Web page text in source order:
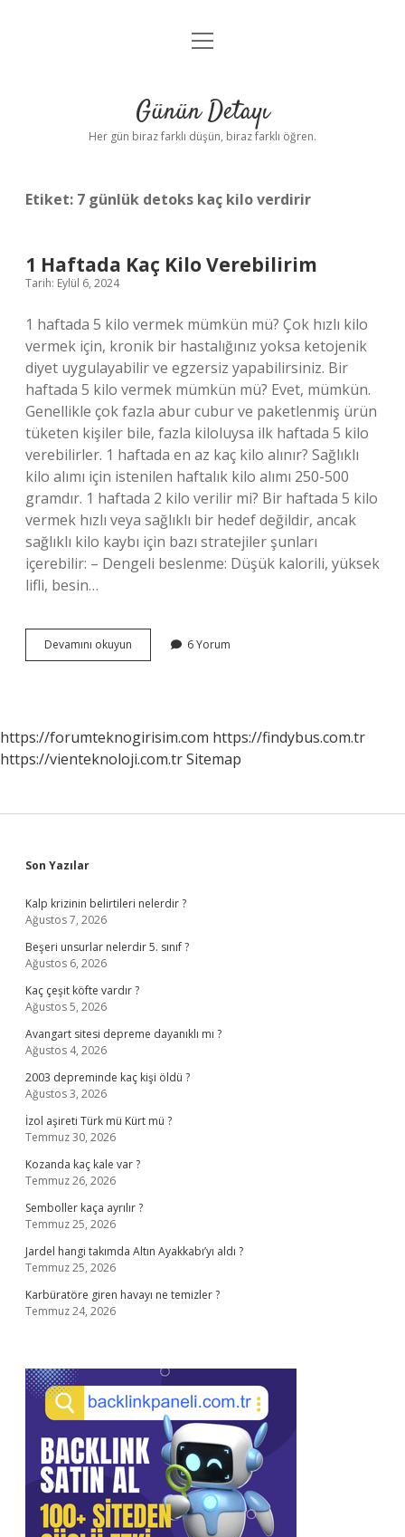
Anasayfa
Yasal Uyarı
menüyü
Günün Detayı
Her gün biraz farklı düşün, biraz farklı öğren.
Etiket: 7 günlük detoks kaç kilo verdirir
1 Haftada Kaç Kilo Verebilirim
Tarih: Eylül 6, 2024
1 haftada 5 kilo vermek mümkün mü? Çok hızlı kilo
vermek için, kronik bir hastalığınız yoksa ketojenik
diyet uygulayabilir ve egzersiz yapabilirsiniz. Bir
haftada 5 kilo vermek mümkün mü? Evet, mümkün.
Genellikle çok fazla abur cubur ve paketlenmiş ürün
tüketen kişiler bile, fazla kiloluysa ilk haftada 5 kilo
verebilirler. 1 haftada en az kaç kilo alınır? Sağlıklı
kilo alımı için istenilen haftalık kilo alımı 250-500
gramdır. 1 haftada 2 kilo verilir mi? Bir haftada 5 kilo
vermek hızlı veya sağlıklı bir hedef değildir, ancak
sağlıklı kilo kaybı için bazı stratejiler şunları
içerebilir: – Dengeli beslenme: Düşük kalorili, yüksek
lifli, besin…
Devamını okuyun
Haftada
6 Yorum
https://forumteknogirisim.com https://findybus.com.tr
https://vienteknoloji.com.trSitemap
Sidebar
Son Yazılar
Kalp krizinin belirtileri nelerdir ?
Ağustos 7, 2026
Beşeri unsurlar nelerdir 5. sınıf ?
Ağustos 6, 2026
Kaç çeşit köfte vardır ?
Ağustos 5, 2026
Avangart sitesi depreme dayanıklı mı ?
Ağustos 4, 2026
2003 depreminde kaç kişi öldü ?
Ağustos 3, 2026
İzol aşireti Türk mü Kürt mü ?
Temmuz 30, 2026
Kozanda kaç kale var ?
Temmuz 26, 2026
Semboller kaça ayrılır ?
Temmuz 25, 2026
Jardel hangi takımda Altın Ayakkabı’yı aldı ?
Temmuz 25, 2026
Karbüratöre giren havayı ne temizler ?
Temmuz 24, 2026